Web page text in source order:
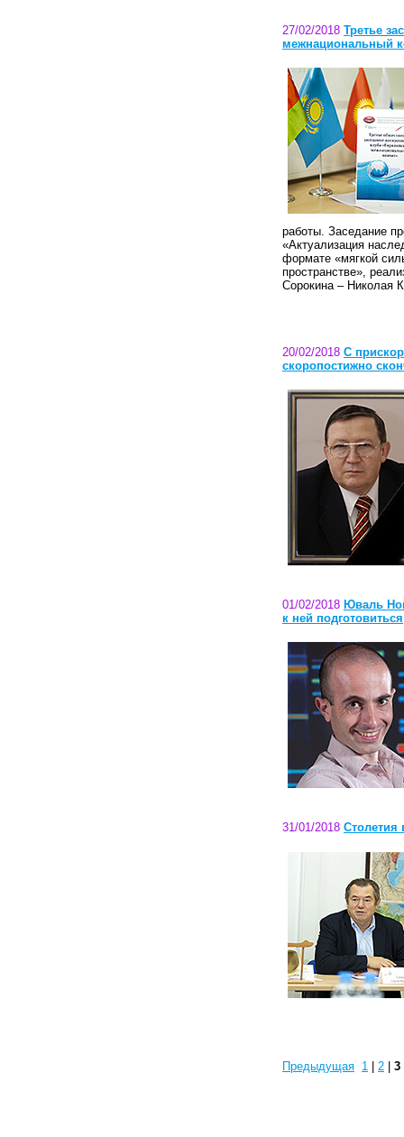
27/02/2018 Третье
межнациональный
работы. Заседание
«Актуализация
формате «мягкой
пространстве»,
Сорокина – Николая
20/02/2018 С
скоропостижно
01/02/2018 Юваль
к ней подготовиться
31/01/2018 Столетия
Предыдущая 1 2 3